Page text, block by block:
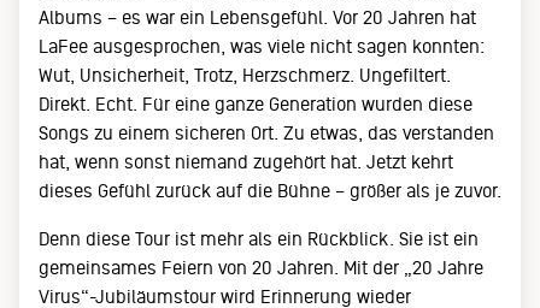
Albums – es war ein Lebensgefühl. Vor 20 Jahren hat
LaFee ausgesprochen, was viele nicht sagen konnten:
Wut, Unsicherheit, Trotz, Herzschmerz. Ungefiltert.
Direkt. Echt. Für eine ganze Generation wurden diese
Songs zu einem sicheren Ort. Zu etwas, das verstanden
hat, wenn sonst niemand zugehört hat. Jetzt kehrt
dieses Gefühl zurück auf die Bühne – größer als je zuvor.
Denn diese Tour ist mehr als ein Rückblick. Sie ist ein
gemeinsames Feiern von 20 Jahren. Mit der „20 Jahre
Virus“-Jubiläumstour wird Erinnerung wieder